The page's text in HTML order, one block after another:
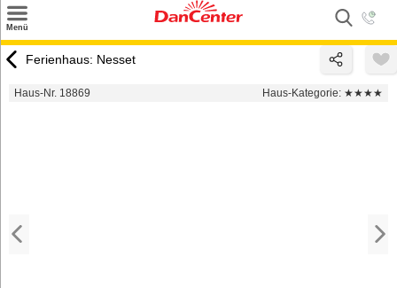
Menü
Urlaubsziele
Ferienhaus: Nesset
Haus-Nr. 18869 Haus-Kategorie: ★★★★